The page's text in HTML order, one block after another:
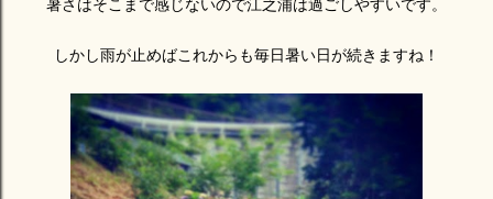
暑さはそこまで感じないので江之浦は過ごしやすいです。
しかし雨が止めばこれからも毎日暑い日が続きますね！